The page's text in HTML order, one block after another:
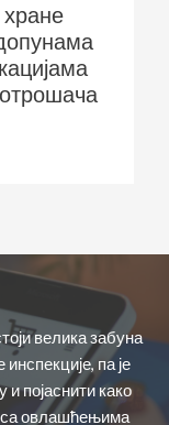
хране
велика забуна
па је
и појаснити како
са овлашћењима